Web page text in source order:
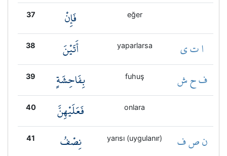
37 فَإِنْ eğer
38 أَتَيْنَ yaparlarsa ا ت ي
39 بِفَاحِشَةٍ fuhuş ف ح ش
40 فَعَلَيْهِنَّ onlara
41 نِصْفُ yarısı (uygulanır) ن ص ف